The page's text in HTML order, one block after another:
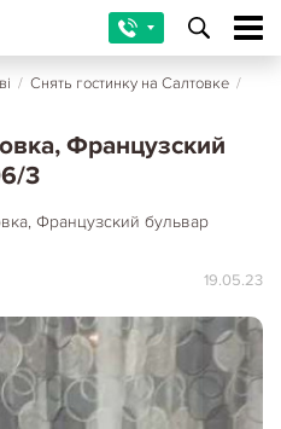
/ Снять гостинку на Салтовке /
Французский
3
Французский бульвар
19.05.23